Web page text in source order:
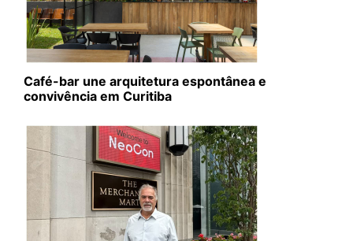
Café-bar une arquitetura espontânea e
convivência em Curitiba